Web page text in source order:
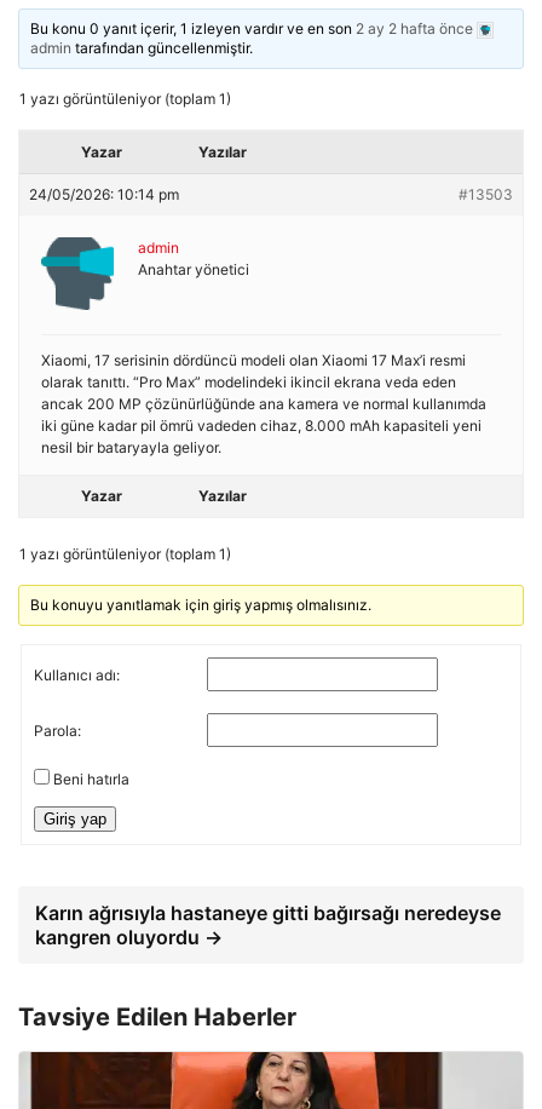
Bu konu 0 yanıt içerir, 1 izleyen vardır ve en son 2 ay 2 hafta önce
admin tarafından güncellenmiştir.
1 yazı görüntüleniyor (toplam 1)
Yazar Yazılar
24/05/2026: 10:14 pm #13503
admin
Anahtar yönetici
Xiaomi, 17 serisinin dördüncü modeli olan Xiaomi 17 Max’i resmi
olarak tanıttı. “Pro Max” modelindeki ikincil ekrana veda eden
ancak 200 MP çözünürlüğünde ana kamera ve normal kullanımda
iki güne kadar pil ömrü vadeden cihaz, 8.000 mAh kapasiteli yeni
nesil bir bataryayla geliyor.
Yazar Yazılar
1 yazı görüntüleniyor (toplam 1)
Bu konuyu yanıtlamak için giriş yapmış olmalısınız.
Kullanıcı adı:
Parola:
Beni hatırla
Giriş yap
Karın ağrısıyla hastaneye gitti bağırsağı neredeyse
kangren oluyordu →
Tavsiye Edilen Haberler